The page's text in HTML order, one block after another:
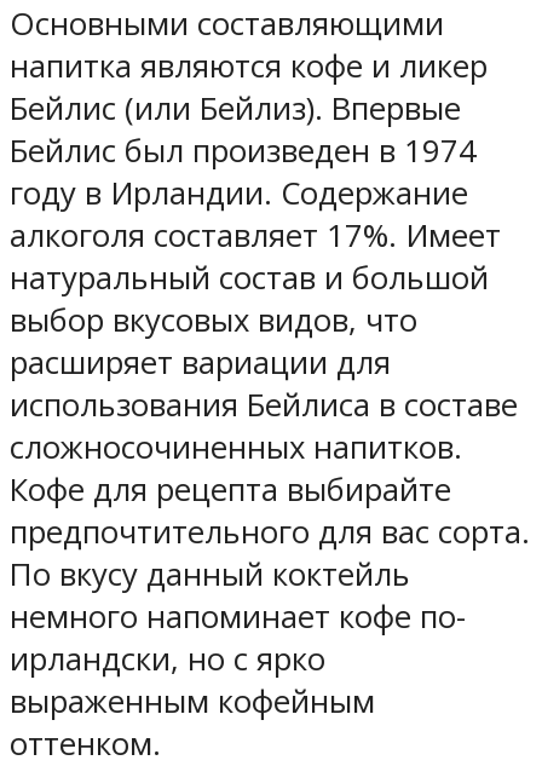
Основными составляющими
напитка являются кофе и ликер
Бейлис (или Бейлиз). Впервые
Бейлис был произведен в 1974
году в Ирландии. Содержание
алкоголя составляет 17%. Имеет
натуральный состав и большой
выбор вкусовых видов, что
расширяет вариации для
использования Бейлиса в составе
сложносочиненных напитков.
Кофе для рецепта выбирайте
предпочтительного для вас сорта.
По вкусу данный коктейль
немного напоминает кофе по-
ирландски, но с ярко
выраженным кофейным
оттенком.